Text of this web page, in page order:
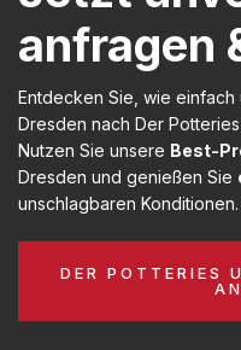
anfragen
Entdecken Sie, wie einfach
Dresden nach Der
Nutzen Sie unsere Best-
Dresden und genießen Sie
unschlagbaren Konditionen.
DER POTTERIES